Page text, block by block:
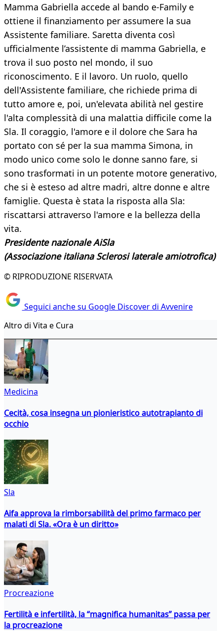
Mamma Gabriella accede al bando e-Family e
ottiene il finanziamento per assumere la sua
Assistente familiare. Saretta diventa così
ufficialmente l’assistente di mamma Gabriella, e
trova il suo posto nel mondo, il suo
riconoscimento. E il lavoro. Un ruolo, quello
dell'Assistente familiare, che richiede prima di
tutto amore e, poi, un'elevata abilità nel gestire
l'alta complessità di una malattia difficile come la
Sla. Il coraggio, l'amore e il dolore che Sara ha
portato con sé per la sua mamma Simona, in
modo unico come solo le donne sanno fare, si
sono trasformati in un potente motore generativo,
che si è esteso ad altre madri, altre donne e altre
famiglie. Questa è stata la risposta alla Sla:
riscattarsi attraverso l'amore e la bellezza della
vita.
Presidente nazionale AiSla
(Associazione italiana Sclerosi laterale amiotrofica)
© RIPRODUZIONE RISERVATA
Seguici anche su Google Discover di Avvenire
Altro di Vita e Cura
Medicina
Cecità, cosa insegna un pionieristico autotrapianto di
occhio
Sla
Aifa approva la rimborsabilità del primo farmaco per
malati di Sla. «Ora è un diritto»
Procreazione
Fertilità e infertilità, la “magnifica humanitas” passa per
la procreazione